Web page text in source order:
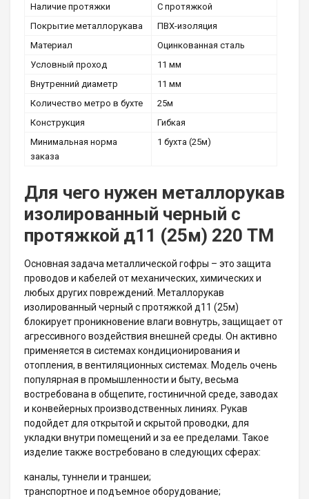
Наличие протяжки
С протяжкой
Покрытие металлорукава
ПВХ-изоляция
Материал
Оцинкованная сталь
Условный проход
11 мм
Внутренний диаметр
11 мм
Количество метро в бухте
25м
Конструкция
Гибкая
Минимальная норма
заказа
1 бухта (25м)
Для чего нужен металлорукав
изолированный черный с
протяжкой д11 (25м) 220 ТМ
Основная задача металлической гофры – это защита
проводов и кабелей от механических, химических и
любых других повреждений. Металлорукав
изолированный черный с протяжкой д11 (25м)
блокирует проникновение влаги вовнутрь, защищает от
агрессивного воздействия внешней среды. Он активно
применяется в системах кондиционирования и
отопления, в вентиляционных системах. Модель очень
популярная в промышленности и быту, весьма
востребована в общепите, гостиничной среде, заводах
и конвейерных производственных линиях. Рукав
подойдет для открытой и скрытой проводки, для
укладки внутри помещений и за ее пределами. Такое
изделие также востребовано в следующих сферах:
каналы, туннели и траншеи;
транспортное и подъемное оборудование;